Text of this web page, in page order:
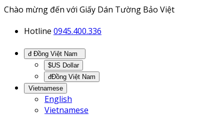
Chào mừng đến với Giấy Dán Tường Bảo Việt
Hotline 0945.400.336
$US Dollar
đĐồng Việt Nam
Vietnamese
English
Vietnamese